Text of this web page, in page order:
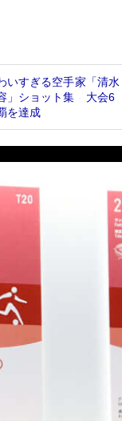
いすぎる空手家「清水
」ショット集 大会6
を達成